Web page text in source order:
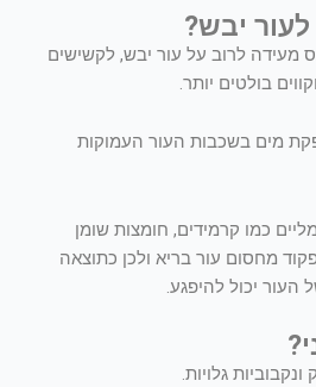
יבש?
מעידה לרוב על עור יבש, לקשישים
בולטים יותר.
מים בשכבות העור העמוקות
כמו קרמידים, חומצות שומן
מחסום עור בריא ולכן כתוצאה
יכול להיפגע.
?
גלויות.